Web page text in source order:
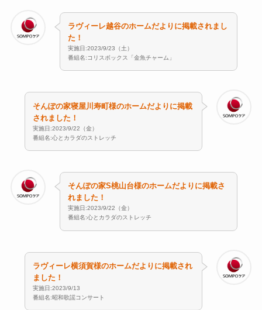
ラヴィーレ越谷のホームだよりに掲載されまし
た！
実施日:2023/9/23（土）
番組名:コリスボックス「金魚チャーム」
そんぽの家寝屋川寿町様のホームだよりに掲載
されました！
実施日:2023/9/22（金）
番組名:心とカラダのストレッチ
そんぽの家S桃山台様のホームだよりに掲載さ
れました！
実施日:2023/9/22（金）
番組名:心とカラダのストレッチ
ラヴィーレ横須賀様のホームだよりに掲載され
ました！
実施日:2023/9/13
番組名:昭和歌謡コンサート